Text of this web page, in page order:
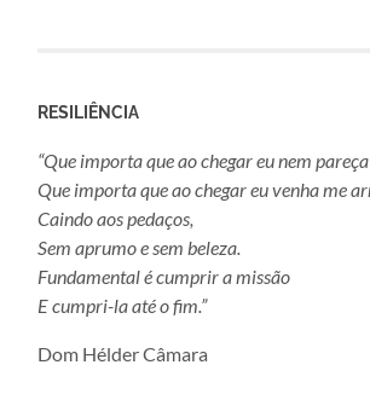
RESILIÊNCIA
“Que importa que ao chegar eu nem pareça
Que importa que ao chegar eu venha me
Caindo aos pedaços,
Sem aprumo e sem beleza.
Fundamental é cumprir a missão
E cumpri-la até o fim.”
Dom Hélder Câmara